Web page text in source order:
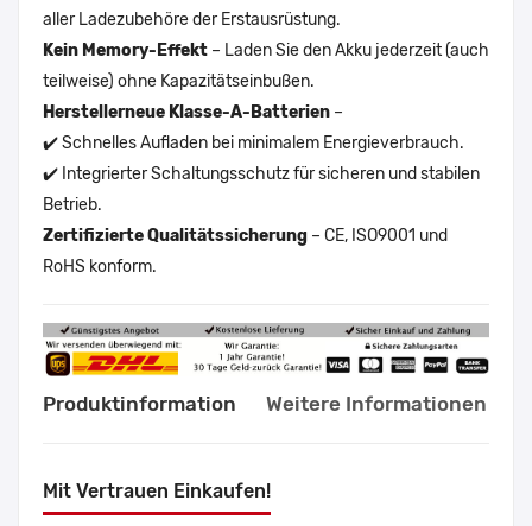
aller Ladezubehöre der Erstausrüstung.
Kein Memory-Effekt – Laden Sie den Akku jederzeit (auch
teilweise) ohne Kapazitätseinbußen.
Herstellerneue Klasse-A-Batterien –
✔️ Schnelles Aufladen bei minimalem Energieverbrauch.
✔️ Integrierter Schaltungsschutz für sicheren und stabilen
Betrieb.
Zertifizierte Qualitätssicherung – CE, ISO9001 und
RoHS konform.
Produktinformation Weitere Informationen
Mit Vertrauen Einkaufen!